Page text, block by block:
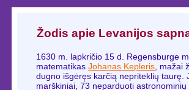
Žodis apie Levanijos
1630 m. lapkričio 15 d. Regensburge
matematikasJohanas Kepleris , mažai
dugno išgėręs karčią nepriteklių taurę.
marškiniai, 73 neparduoti